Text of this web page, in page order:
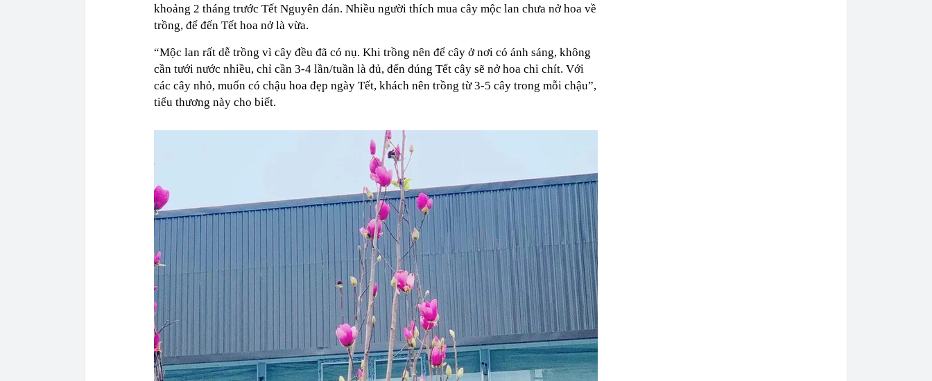
khoảng 2 tháng trước Tết Nguyên đán. Nhiều người thích mua cây mộc lan chưa nở hoa về
trồng, để đến Tết hoa nở là vừa.
“Mộc lan rất dễ trồng vì cây đều đã có nụ. Khi trồng nên để cây ở nơi có ánh sáng, không
cần tưới nước nhiều, chỉ cần 3-4 lần/tuần là đủ, đến đúng Tết cây sẽ nở hoa chi chít. Với
các cây nhỏ, muốn có chậu hoa đẹp ngày Tết, khách nên trồng từ 3-5 cây trong mỗi chậu”,
tiểu thương này cho biết.